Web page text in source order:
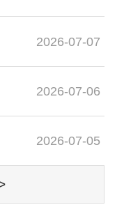
2026-07-07
2026-07-06
2026-07-05